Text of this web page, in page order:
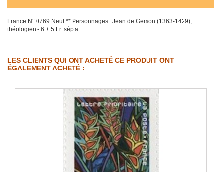
France N° 0769 Neuf ** Personnages : Jean de Gerson (1363-1429),
théologien - 6 + 5 Fr. sépia
LES CLIENTS QUI ONT ACHETÉ CE PRODUIT ONT
ÉGALEMENT ACHETÉ :